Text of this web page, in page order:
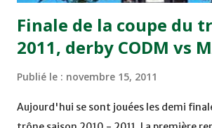
Finale de la coupe du
2011, derby CODM vs
Publié le : novembre 15, 2011
Aujourd'hui se sont jouées les demi